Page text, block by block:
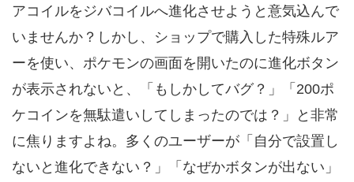
アコイルをジバコイルへ進化させようと意気込んで
いませんか？しかし、ショップで購入した特殊ルア
ーを使い、ポケモンの画面を開いたのに進化ボタン
が表示されないと、「もしかしてバグ？」「200ポ
ケコインを無駄遣いしてしまったのでは？」と非常
に焦りますよね。多くのユーザーが「自分で設置し
ないと進化できない？」「なぜかボタンが出ない」